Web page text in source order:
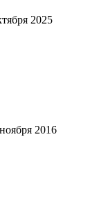
2025
2016